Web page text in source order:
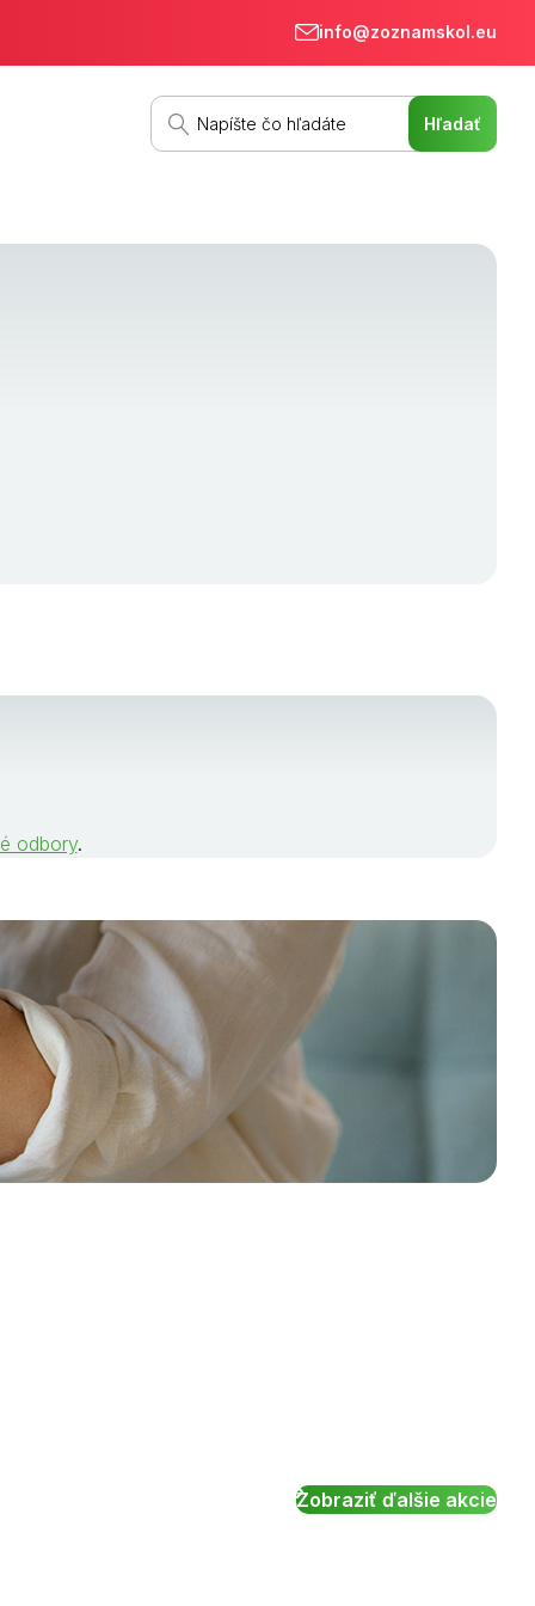
info@zoznamskol.eu
odbory.
Zobraziť ďalšie akcie